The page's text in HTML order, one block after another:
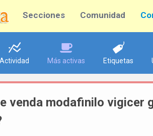
Secciones Comunidad
Actividad Más activas Etiquetas
venda modafinilo vigicer